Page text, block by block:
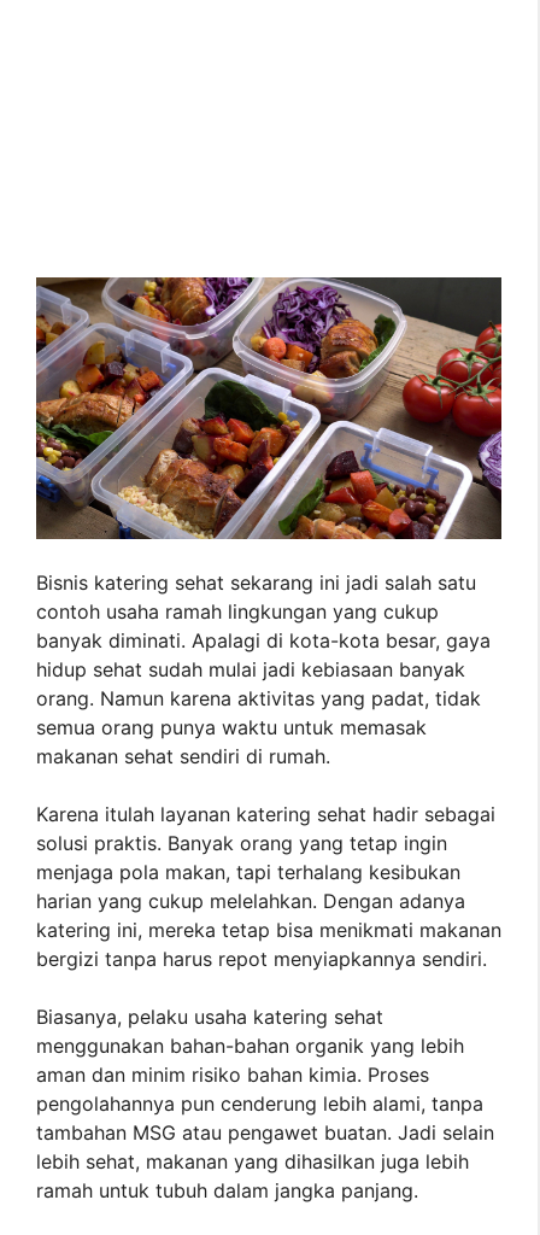
Bisnis katering sehat sekarang ini jadi salah satu
contoh usaha ramah lingkungan yang cukup
banyak diminati. Apalagi di kota-kota besar, gaya
hidup sehat sudah mulai jadi kebiasaan banyak
orang. Namun karena aktivitas yang padat, tidak
semua orang punya waktu untuk memasak
makanan sehat sendiri di rumah.
Karena itulah layanan katering sehat hadir sebagai
solusi praktis. Banyak orang yang tetap ingin
menjaga pola makan, tapi terhalang kesibukan
harian yang cukup melelahkan. Dengan adanya
katering ini, mereka tetap bisa menikmati makanan
bergizi tanpa harus repot menyiapkannya sendiri.
Biasanya, pelaku usaha katering sehat
menggunakan bahan-bahan organik yang lebih
aman dan minim risiko bahan kimia. Proses
pengolahannya pun cenderung lebih alami, tanpa
tambahan MSG atau pengawet buatan. Jadi selain
lebih sehat, makanan yang dihasilkan juga lebih
ramah untuk tubuh dalam jangka panjang.